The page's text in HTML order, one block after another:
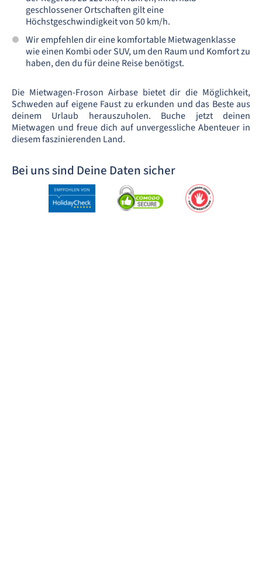
geschlossener Ortschaften gilt eine
Höchstgeschwindigkeit von 50 km/h.
Wir empfehlen dir eine komfortable Mietwagenklasse
wie einen Kombi oder SUV, um den Raum und Komfort zu
haben, den du für deine Reise benötigst.
Die Mietwagen-Froson Airbase bietet dir die Möglichkeit,
Schweden auf eigene Faust zu erkunden und das Beste aus
deinem Urlaub herauszuholen. Buche jetzt deinen
Mietwagen und freue dich auf unvergessliche Abenteuer in
diesem faszinierenden Land.
Bei uns sind Deine Daten sicher